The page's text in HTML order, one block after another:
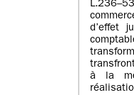
d’effet
à la